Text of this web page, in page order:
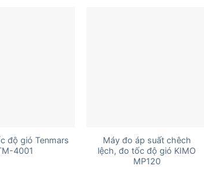
độ gió Tenmars
4001
Máy đo áp suất chêch
lệch, đo tốc độ gió KIMO
MP120